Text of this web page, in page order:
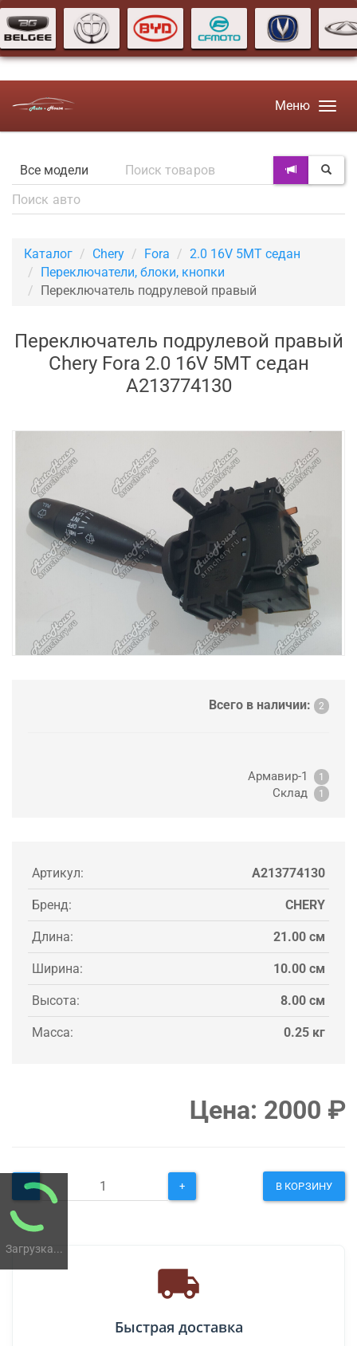
Загрузка...
Меню
Каталог Chery Fora
2.0 16V 5MT седан
Переключатели, блоки, кнопки
Переключатель подрулевой правый
Переключатель подрулевой правый
Chery Fora 2.0 16V 5MT седан
A213774130
Всего в наличии: 2
Армавир-1 1
Склад 1
Артикул: A213774130
Бренд: CHERY
Длина: 21.00 см
Ширина: 10.00 см
Высота: 8.00 см
Масса: 0.25 кг
Цена: 2000 ₽
- + В КОРЗИНУ
Быстрая доставка